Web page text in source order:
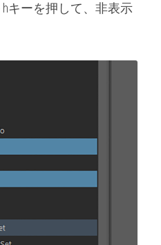
キーを押して、非表示